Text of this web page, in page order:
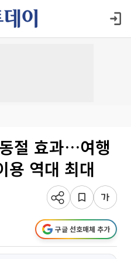
절 효과…여행
역대 최대
구글 선호매체 추가